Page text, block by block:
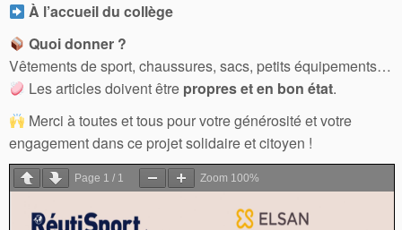
À l’accueilducollège
Quoidonner ?
Vêtementsdesport, chaussures, sacs, petitséquipements…
Lesarticlesdoiventêtre propreseten bonétat.
Merciàtoutesettous pourvotregénérositéetvotre
engagementdansce projetsolidaireetcitoyen !
Page 1 / 1 Zoom 100%